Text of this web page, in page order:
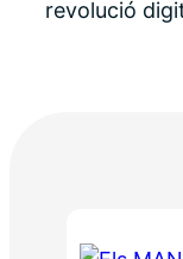
revolució